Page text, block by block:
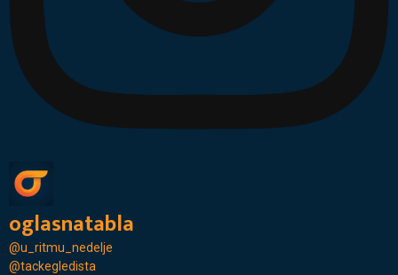
oglasnatabla
@u_ritmu_nedelje
@tackegledista